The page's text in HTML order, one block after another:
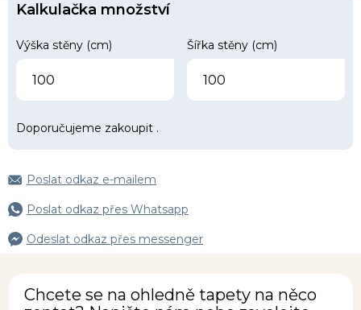
Kalkulačka množství
Výška stěny (cm) Šířka stěny (cm)
Doporučujeme zakoupit .
Poslat odkaz e-mailem
Poslat odkaz přes Whatsapp
Odeslat odkaz přes messenger
Chcete se na ohledně tapety na něco